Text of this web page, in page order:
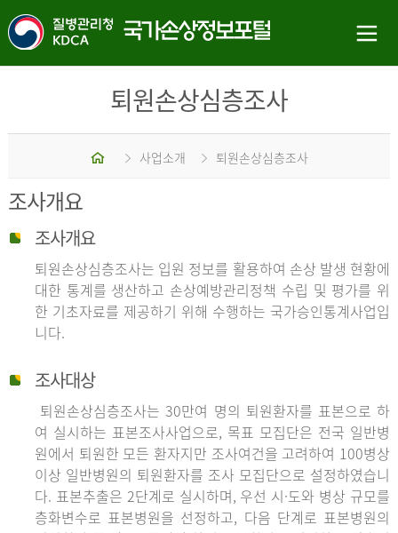
퇴원손상심층조사
홈 사업소개 퇴원손상심층조사
조사개요
조사개요
퇴원손상심층조사는 입원 정보를 활용하여 손상 발생 현황에
대한 통계를 생산하고 손상예방관리정책 수립 및 평가를 위
한 기초자료를 제공하기 위해 수행하는 국가승인통계사업입
니다.
조사대상
퇴원손상심층조사는 30만여 명의 퇴원환자를 표본으로 하
여 실시하는 표본조사사업으로, 목표 모집단은 전국 일반병
원에서 퇴원한 모든 환자지만 조사여건을 고려하여 100병상
이상 일반병원의 퇴원환자를 조사 모집단으로 설정하였습니
다. 표본추출은 2단계로 실시하며, 우선 시·도와 병상 규모를
층화변수로 표본병원을 선정하고, 다음 단계로 표본병원의